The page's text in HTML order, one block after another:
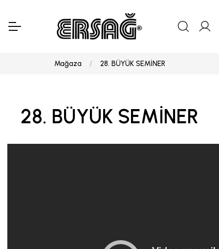
Mağaza 28. BÜYÜK SEMİNER
28. BÜYÜK SEMİNER